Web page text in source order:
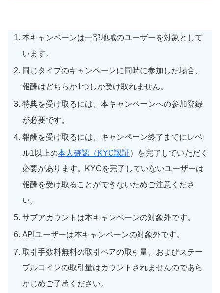
本キャンペーンは一部地域のユーザーを対象として
います。
同じタイプのキャンペーンに同時に参加した場合、
報酬はどちらか1つしか受け取れません。
特典を受け取るには、本キャンペーンへの参加登録
が必要です。
報酬を受け取るには、キャンペーン終了までにレベ
ル1以上の本人確認（KYC認証）を完了していただく
必要があります。KYCを完了していないユーザーは
報酬を受け取ることができないためご注意くださ
い。
サブアカウントは本キャンペーンの対象外です。
APIユーザーは本キャンペーンの対象外です。
取引手数料無料の取引ペアの取引量、およびステー
ブルコインの取引量はカウントされませんのであら
かじめご了承ください。